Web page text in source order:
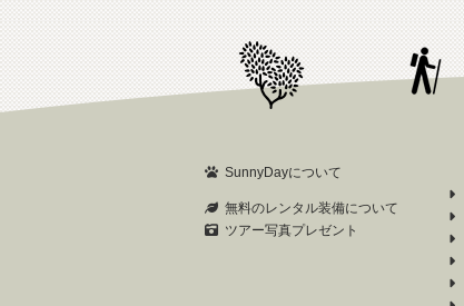
SunnyDayについて
無料のレンタル装備について
ツアー写真プレゼント